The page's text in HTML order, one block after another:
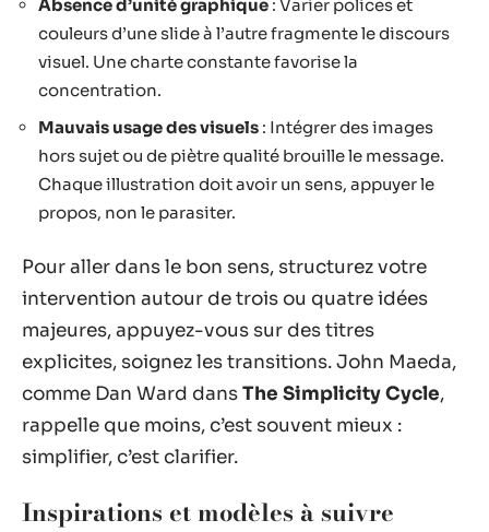
Absence d’unité graphique : Varier polices et
couleurs d’une slide à l’autre fragmente le discours
visuel. Une charte constante favorise la
concentration.
Mauvais usage des visuels : Intégrer des images
hors sujet ou de piètre qualité brouille le message.
Chaque illustration doit avoir un sens, appuyer le
propos, non le parasiter.
Pour aller dans le bon sens, structurez votre
intervention autour de trois ou quatre idées
majeures, appuyez-vous sur des titres
explicites, soignez les transitions. John Maeda,
comme Dan Ward dansThe Simplicity Cycle,
rappelle que moins, c’est souvent mieux :
simplifier, c’est clarifier.
Inspirations et modèles à suivre